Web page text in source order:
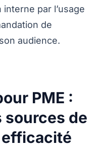
par l’usage
de
audience.
PME :
sources de
efficacité